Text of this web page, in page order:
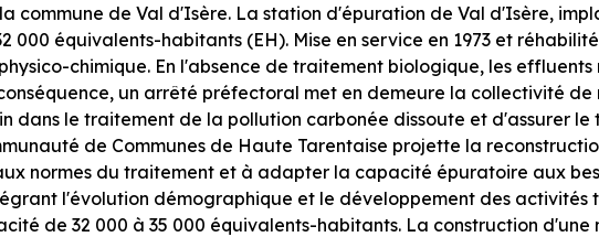
commune de Val d'Isère. La station d'épuration de Val d'Isère,
000 équivalents-habitants (EH). Mise en service en 1973 et
chimique. En l'absence de traitement biologique, les
un arrêté préfectoral met en demeure la collectivité
dans le traitement de la pollution carbonée dissoute et d'assurer
de Communes de Haute Tarentaise projette la
normes du traitement et à adapter la capacité épuratoire aux
l'évolution démographique et le développement des
de 32 000 à 35 000 équivalents-habitants. La construction